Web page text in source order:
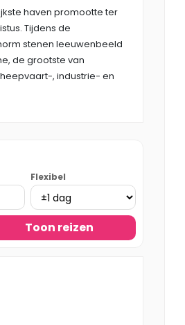
haven promootte ter
Tijdens de
stenen leeuwenbeeld
de grootste van
, industrie- en
Flexibel
Toon reizen